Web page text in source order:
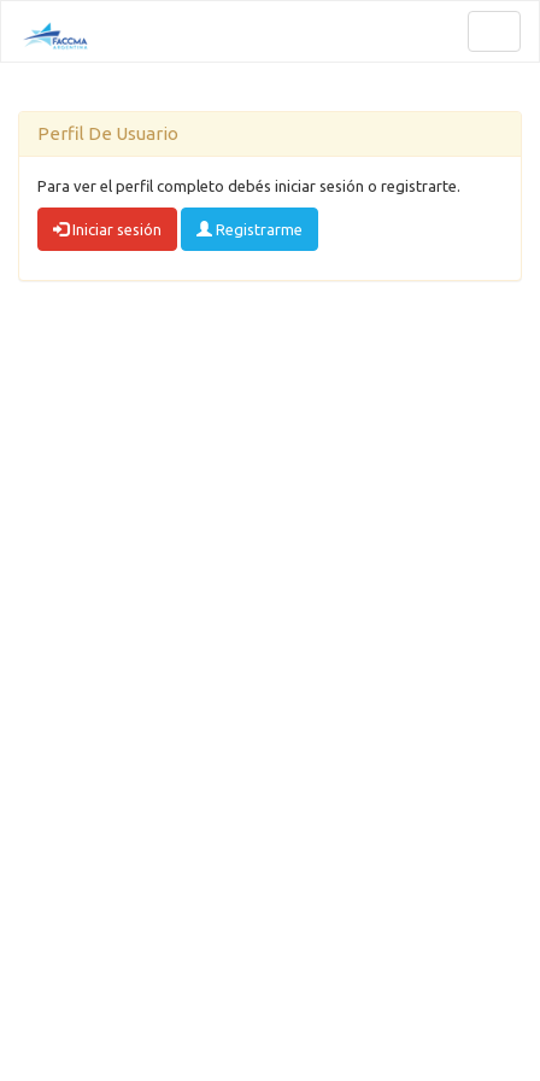
Perfil De Usuario
Para ver el perfil completo debés iniciar sesión o registrarte.
Iniciar sesión Registrarme